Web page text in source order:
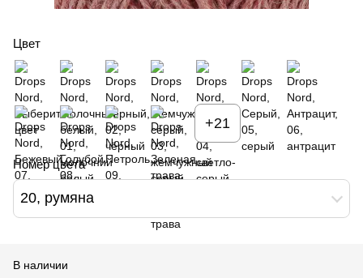
Цвет
+21
Номер цвета
20, румяна
В наличии